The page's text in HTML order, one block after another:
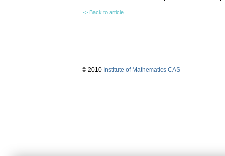
-> Back to article
© 2010 Institute of Mathematics CAS